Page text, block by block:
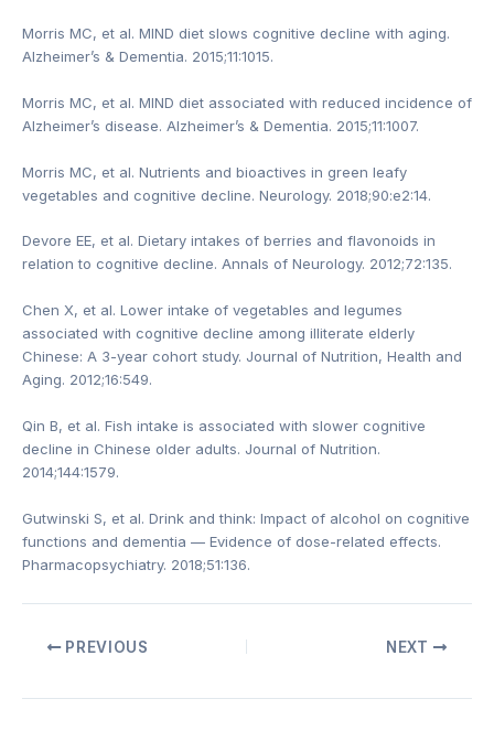
Morris MC, et al. MIND diet slows cognitive decline with aging.
Alzheimer’s & Dementia. 2015;11:1015.
Morris MC, et al. MIND diet associated with reduced incidence of
Alzheimer’s disease. Alzheimer’s & Dementia. 2015;11:1007.
Morris MC, et al. Nutrients and bioactives in green leafy
vegetables and cognitive decline. Neurology. 2018;90:e2:14.
Devore EE, et al. Dietary intakes of berries and flavonoids in
relation to cognitive decline. Annals of Neurology. 2012;72:135.
Chen X, et al. Lower intake of vegetables and legumes
associated with cognitive decline among illiterate elderly
Chinese: A 3-year cohort study. Journal of Nutrition, Health and
Aging. 2012;16:549.
Qin B, et al. Fish intake is associated with slower cognitive
decline in Chinese older adults. Journal of Nutrition.
2014;144:1579.
Gutwinski S, et al. Drink and think: Impact of alcohol on cognitive
functions and dementia — Evidence of dose-related effects.
Pharmacopsychiatry. 2018;51:136.
PREVIOUS NEXT